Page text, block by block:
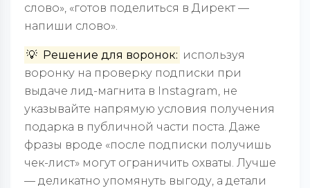
слово», «готов поделиться в Директ —
напиши слово».
💡 Решение для воронок: используя
воронку на проверку подписки при
выдаче лид-магнита в Instagram, не
указывайте напрямую условия получения
подарка в публичной части поста. Даже
фразы вроде «после подписки получишь
чек-лист» могут ограничить охваты. Лучше
— деликатно упомянуть выгоду, а детали